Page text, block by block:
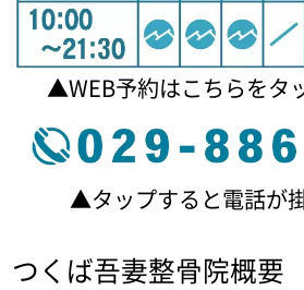
▲WEB予約はこちらをタ
▲タップすると電話が
つくば吾妻整骨院概要